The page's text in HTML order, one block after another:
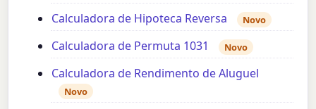
Calculadora de Hipoteca Reversa Novo
Calculadora de Permuta 1031 Novo
Calculadora de Rendimento de Aluguel
Novo